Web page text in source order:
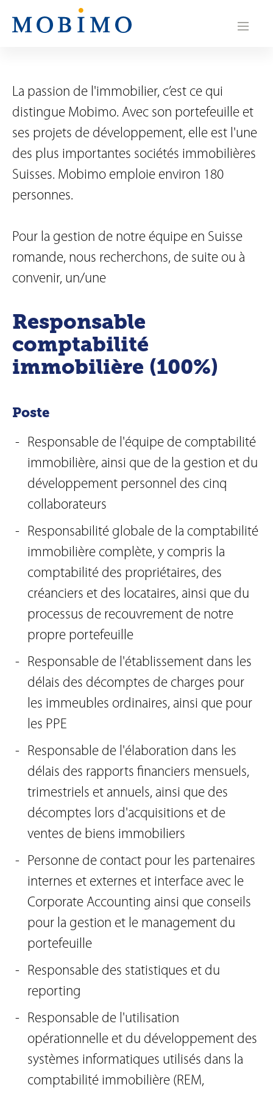
N
a
i
g
a
t
i
o
n
La passion de l'immobilier, c’est ce qui
distingue Mobimo. Avec son portefeuille et
ses projets de développement, elle est l'une
des plus importantes sociétés immobilières
Suisses. Mobimo emploie environ 180
personnes.
Pour la gestion de notre équipe en Suisse
romande, nous recherchons, de suite ou à
convenir, un/une
Responsable
comptabilité
immobilière (100%)
Poste
Responsable de l'équipe de comptabilité
immobilière, ainsi que de la gestion et du
développement personnel des cinq
collaborateurs
Responsabilité globale de la comptabilité
immobilière complète, y compris la
comptabilité des propriétaires, des
créanciers et des locataires, ainsi que du
processus de recouvrement de notre
propre portefeuille
Responsable de l'établissement dans les
délais des décomptes de charges pour
les immeubles ordinaires, ainsi que pour
les PPE
Responsable de l'élaboration dans les
délais des rapports financiers mensuels,
trimestriels et annuels, ainsi que des
décomptes lors d'acquisitions et de
ventes de biens immobiliers
Personne de contact pour les partenaires
internes et externes et interface avec le
Corporate Accounting ainsi que conseils
pour la gestion et le management du
portefeuille
Responsable des statistiques et du
reporting
Responsable de l'utilisation
opérationnelle et du développement des
systèmes informatiques utilisés dans la
comptabilité immobilière (REM,